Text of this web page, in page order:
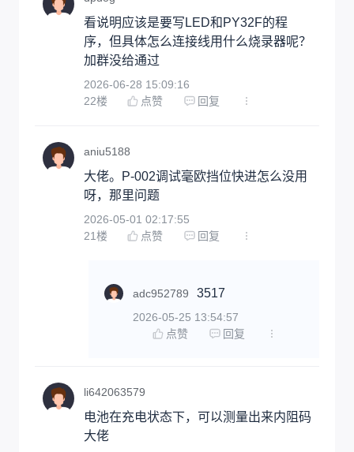
看说明应该是要写LED和PY32F的程
序，但具体怎么连接线用什么烧录器呢？
加群没给通过
2026-06-28 15:09:16
22楼 点赞 回复
aniu5188
大佬。P-002调试毫欧挡位快进怎么没用
呀，那里问题
2026-05-01 02:17:55
21楼 点赞 回复
adc952789 3517
2026-05-25 13:54:57
点赞
回复
li642063579
电池在充电状态下，可以测量出来内阻码
大佬